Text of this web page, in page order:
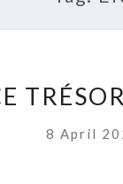
8 April